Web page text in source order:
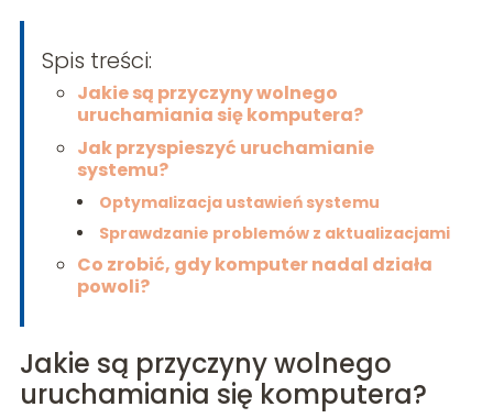
Spis treści:
Jakie są przyczyny wolnego
uruchamiania się komputera?
Jak przyspieszyć uruchamianie
systemu?
Optymalizacja ustawień systemu
Sprawdzanie problemów z aktualizacjami
Co zrobić, gdy komputer nadal działa
powoli?
Jakie są przyczyny wolnego
uruchamiania się komputera?